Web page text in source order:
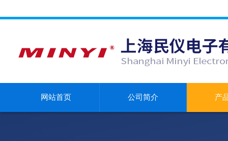
网站首页 公司简介 产